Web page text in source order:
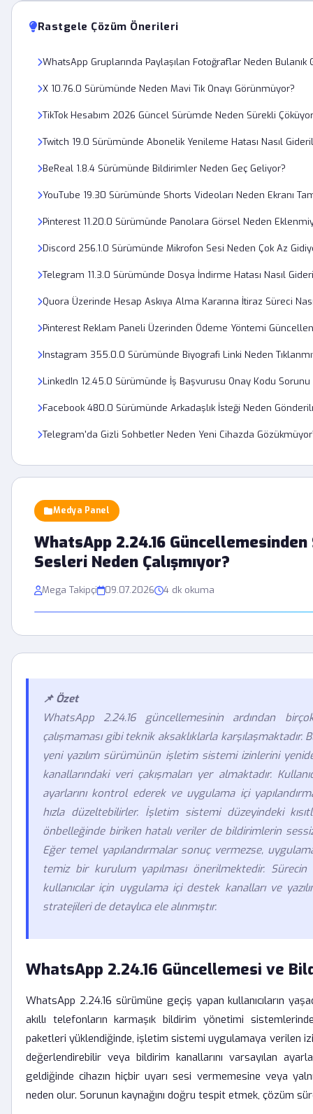
Medya Panel
WhatsApp 2.24.16
Sesleri Neden Çalışmıyor?
Mega Takipçi 09.07.2026 4 dk okuma
📌 Özet
WhatsApp 2.24.16 güncellemesinin ardından
çalışmaması gibi teknik aksaklıklarla
yeni yazılım sürümünün işletim sistemi izinlerini
kanallarındaki veri çakışmaları yer almaktadır.
ayarlarını kontrol ederek ve uygulama içi
hızla düzeltebilirler. İşletim sistemi düzeyindeki
önbelleğinde biriken hatalı veriler de bildirimlerin
Eğer temel yapılandırmalar sonuç vermezse,
temiz bir kurulum yapılması önerilmektedir.
kullanıcılar için uygulama içi destek kanalları ve
stratejileri de detaylıca ele alınmıştır.
WhatsApp 2.24.16 Güncellemesi ve
WhatsApp 2.24.16 sürümüne geçiş yapan kullanıcıların
akıllı telefonların karmaşık bildirim yönetimi
paketleri yüklendiğinde, işletim sistemi uygulamaya verilen
değerlendirebilir veya bildirim kanallarını varsayılan
geldiğinde cihazın hiçbir uyarı sesi vermemesine veya
neden olur. Sorunun kaynağını doğru tespit etmek, çözüm
Rastgele Çözüm Önerileri
WhatsApp Gruplarında Paylaşılan Fotoğraflar Neden Bulanık
X 10.76.0 Sürümünde Neden Mavi Tik Onayı Görünmüyor?
TikTok Hesabım 2026 Güncel Sürümde Neden Sürekli
Twitch 19.0 Sürümünde Abonelik Yenileme Hatası Nasıl
BeReal 1.8.4 Sürümünde Bildirimler Neden Geç Geliyor?
YouTube 19.30 Sürümünde Shorts Videoları Neden Ekranı
Pinterest 11.20.0 Sürümünde Panolara Görsel Neden
Discord 256.1.0 Sürümünde Mikrofon Sesi Neden Çok Az
Telegram 11.3.0 Sürümünde Dosya İndirme Hatası Nasıl
Quora Üzerinde Hesap Askıya Alma Kararına İtiraz Süreci
Pinterest Reklam Paneli Üzerinden Ödeme Yöntemi
Instagram 355.0.0 Sürümünde Biyografi Linki Neden
LinkedIn 12.45.0 Sürümünde İş Başvurusu Onay Kodu Sorunu
Facebook 480.0 Sürümünde Arkadaşlık İsteği Neden
Telegram'da Gizli Sohbetler Neden Yeni Cihazda